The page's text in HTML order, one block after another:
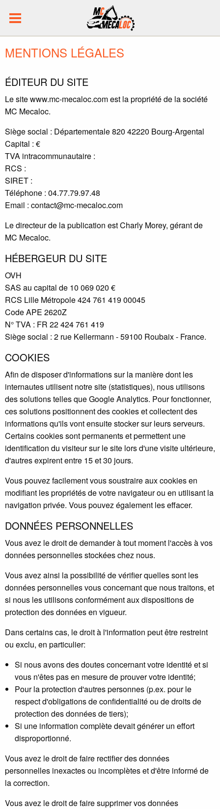
MENTIONS LÉGALES
ÉDITEUR DU SITE
Le site www.mc-mecaloc.com est la propriété de la société
MC Mecaloc.
Siège social : Départementale 820 42220 Bourg-Argental
Capital : €
TVA intracommunautaire :
RCS :
SIRET :
Téléphone : 04.77.79.97.48
Email : contact@mc-mecaloc.com
Le directeur de la publication est Charly Morey, gérant de
MC Mecaloc.
HÉBERGEUR DU SITE
OVH
SAS au capital de 10 069 020 €
RCS Lille Métropole 424 761 419 00045
Code APE 2620Z
N° TVA : FR 22 424 761 419
Siège social : 2 rue Kellermann - 59100 Roubaix - France.
COOKIES
Afin de disposer d'informations sur la manière dont les
internautes utilisent notre site (statistiques), nous utilisons
des solutions telles que Google Analytics. Pour fonctionner,
ces solutions positionnent des cookies et collectent des
informations qu'ils vont ensuite stocker sur leurs serveurs.
Certains cookies sont permanents et permettent une
identification du visiteur sur le site lors d'une visite ultérieure,
d'autres expirent entre 15 et 30 jours.
Vous pouvez facilement vous soustraire aux cookies en
modifiant les propriétés de votre navigateur ou en utilisant la
navigation privée. Vous pouvez également les effacer.
DONNÉES PERSONNELLES
Vous avez le droit de demander à tout moment l'accès à vos
données personnelles stockées chez nous.
Vous avez ainsi la possibilité de vérifier quelles sont les
données personnelles vous concernant que nous traitons, et
si nous les utilisons conformément aux dispositions de
protection des données en vigueur.
Dans certains cas, le droit à l'information peut être restreint
ou exclu, en particulier:
Si nous avons des doutes concernant votre identité et si
vous n'êtes pas en mesure de prouver votre identité;
Pour la protection d'autres personnes (p.ex. pour le
respect d'obligations de confidentialité ou de droits de
protection des données de tiers);
Si une information complète devait générer un effort
disproportionné.
Vous avez le droit de faire rectifier des données
personnelles inexactes ou incomplètes et d'être informé de
la correction.
Vous avez le droit de faire supprimer vos données